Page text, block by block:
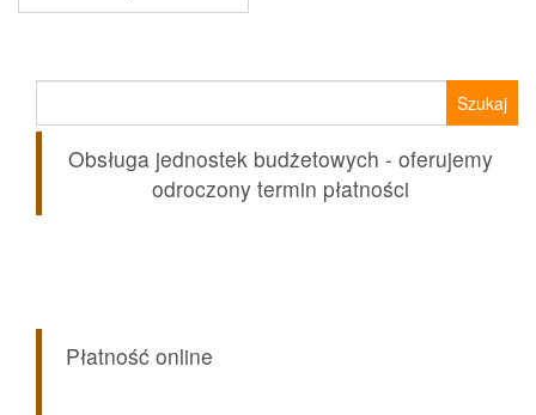
Obsługa jednostek budżetowych - oferujemy
odroczony termin płatności
Płatność online